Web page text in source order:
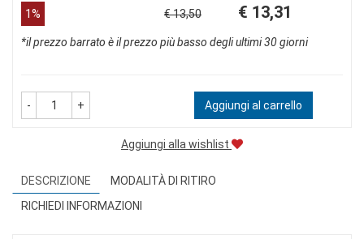
Sconto
del
1% € 13,50
Prezzo
scontato
€ 13,31
*il prezzo barrato è il prezzo più basso degli ultimi 30 giorni
- + Aggiungi al carrello
Aggiungi alla wishlist
DESCRIZIONE
MODALITÀ DI RITIRO
RICHIEDI INFORMAZIONI